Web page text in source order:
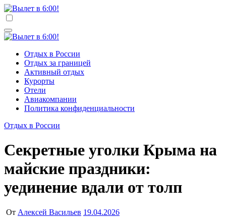
Перейти
к
Генеральный директор: Чернокоз Ольга Валерьевна
Учредитель ООО "Клуб регионов", ИНН 6685155934
Генеральный директор: Чернокоз Ольга Валерьевна
info@gosrf.ru +7 (495) 920-51-49
Отдых в России
Отдых за границей
Активный отдых
Курорты
Отели
Авиакомпании
Политика конфиденциальности
Отдых в России
Секретные уголки Крыма на
майские праздники:
уединение вдали от толп
От Алексей Васильев 19.04.2026